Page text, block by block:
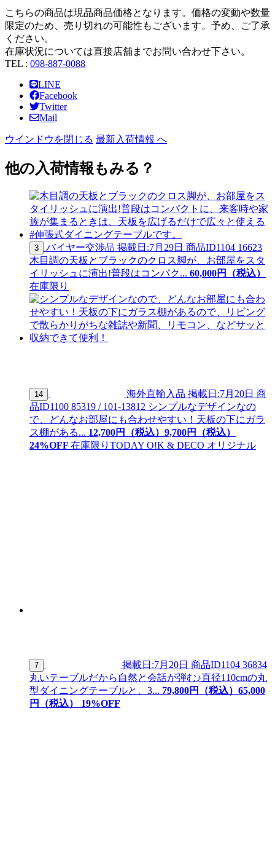
こちらの商品は現品商品価格となります。価格の変動や数量
限定のため、売り切れの可能性もございます。予め、ご了承
ください。
在庫状況については直接店舗までお問い合わせ下さい。
TEL : 098-887-0088
LINE
Facebook
Twitter
Mail
ウインドウを閉じる 最新入荷情報 へ
他の入荷情報もみる？
3 バイヤー交渉品 掲載日:7月29日 商品ID1104 16623
木目調の天板とブラックのクロス脚が、お部屋をスタ
イリッシュに演出!普段はコンパク... 60,000円（税込）
在庫限り
14 海外直輸入品 掲載日:7月20日 商
品ID1100 85319 / 101-13812 シンプルなデザインなの
で、どんなお部屋にも合わせやすい！天板の下にガラ
ス棚がある... 12,700円（税込） 9,700円（税込）
24%OFF 在庫限り TODAY O!K & DECO オリジナル
7 掲載日:7月20日 商品ID1104 36834
丸いテーブルだから自然と会話が弾む♪直径110cmの丸
型ダイニングテーブルと、3... 79,800円（税込） 65,000
円（税込）
19%OFF